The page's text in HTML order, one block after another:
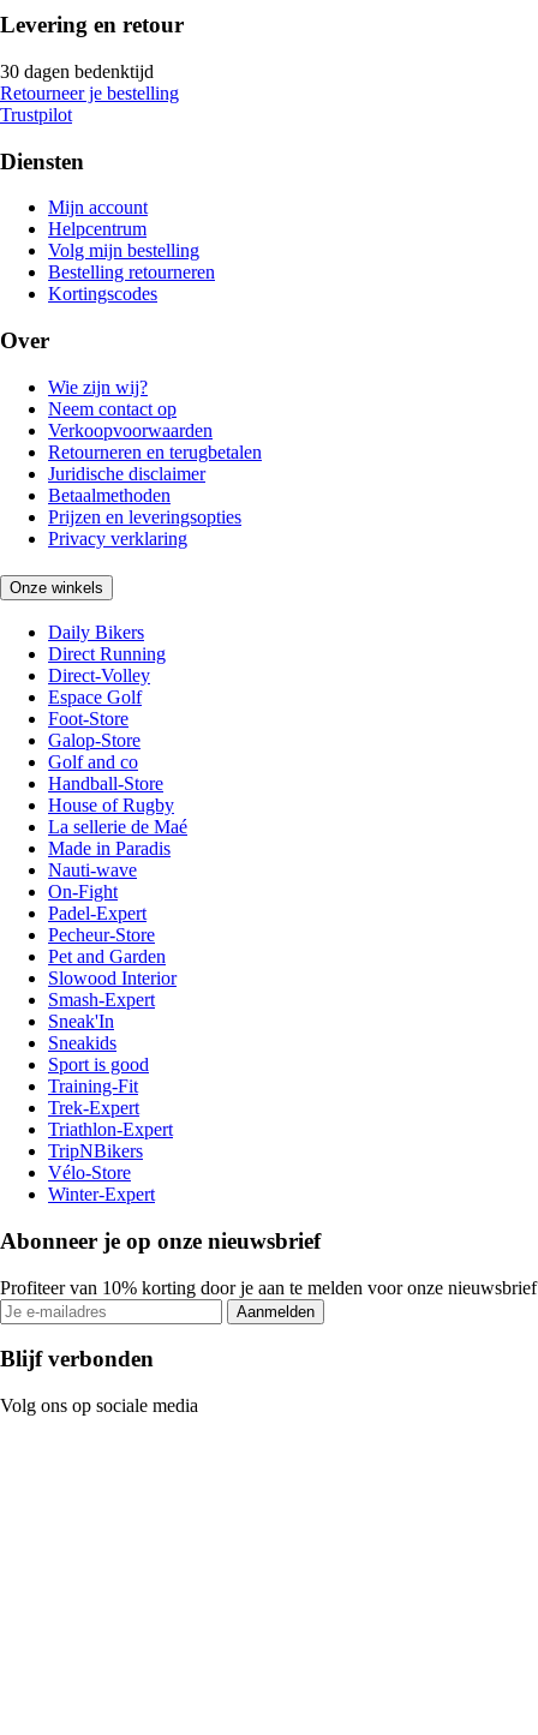
Levering en retour
30 dagen bedenktijd
Retourneer je bestelling
Trustpilot
Diensten
Mijn account
Helpcentrum
Volg mijn bestelling
Bestelling retourneren
Kortingscodes
Over
Wie zijn wij?
Neem contact op
Verkoopvoorwaarden
Retourneren en terugbetalen
Juridische disclaimer
Betaalmethoden
Prijzen en leveringsopties
Privacy verklaring
Onze winkels
Daily Bikers
Direct Running
Direct-Volley
Espace Golf
Foot-Store
Galop-Store
Golf and co
Handball-Store
House of Rugby
La sellerie de Maé
Made in Paradis
Nauti-wave
On-Fight
Padel-Expert
Pecheur-Store
Pet and Garden
Slowood Interior
Smash-Expert
Sneak'In
Sneakids
Sport is good
Training-Fit
Trek-Expert
Triathlon-Expert
TripNBikers
Vélo-Store
Winter-Expert
Abonneer je op onze nieuwsbrief
Profiteer van 10% korting door je aan te melden voor onze nieuwsbrief
Aanmelden
Blijf verbonden
Volg ons op sociale media